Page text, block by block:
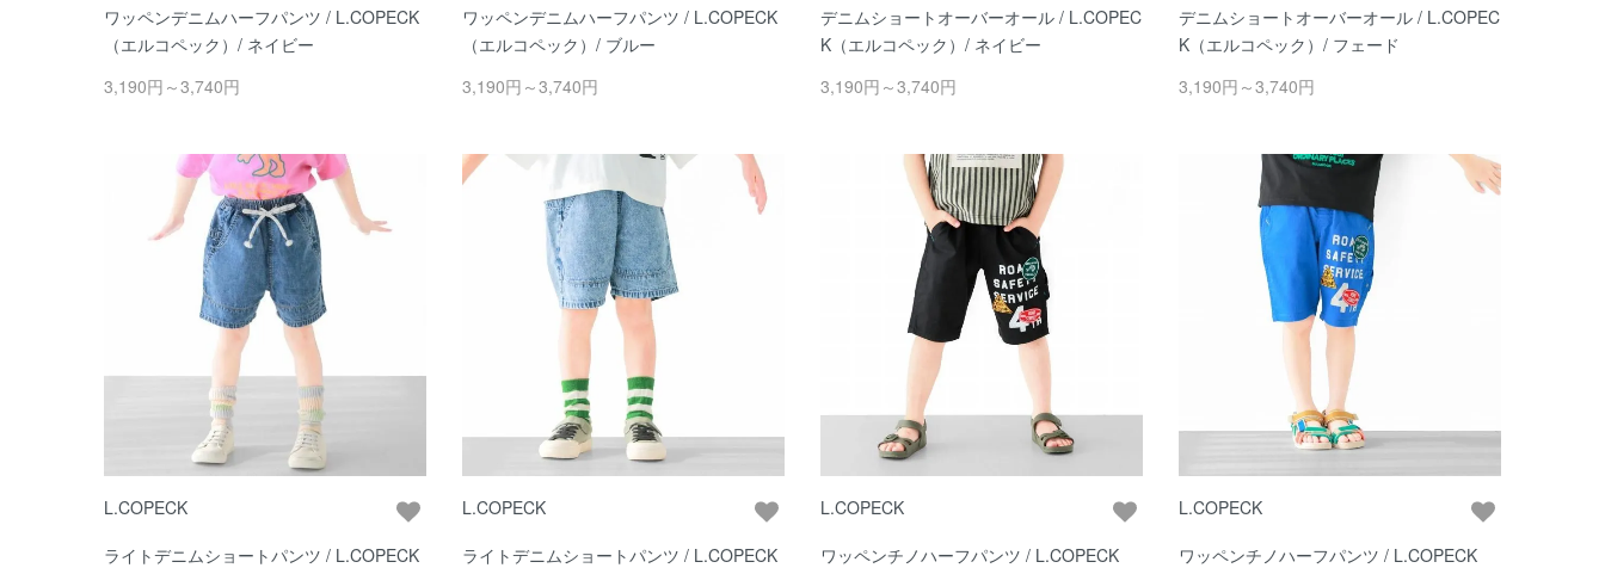
ワッペンデニムハーフパンツ / L.COPECK
（エルコペック）/ ネイビー
3,190円～3,740円
ワッペンデニムハーフパンツ / L.COPECK
（エルコペック）/ ブルー
3,190円～3,740円
デニムショートオーバーオール / L.COPEC
K（エルコペック）/ ネイビー
3,190円～3,740円
デニムショートオーバーオール / L.COPEC
K（エルコペック）/ フェード
3,190円～3,740円
L.COPECK
ライトデニムショートパンツ / L.COPECK
L.COPECK
ライトデニムショートパンツ / L.COPECK
L.COPECK
ワッペンチノハーフパンツ / L.COPECK
L.COPECK
ワッペンチノハーフパンツ / L.COPECK